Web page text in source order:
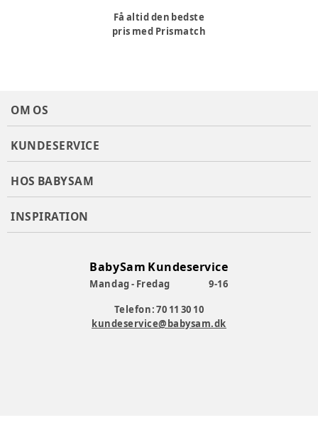
Få altid den bedste
pris med Prismatch
OM OS
KUNDESERVICE
HOS BABYSAM
INSPIRATION
BabySam Kundeservice
Mandag - Fredag
9-16
Telefon: 70 11 30 10
kundeservice@babysam.dk